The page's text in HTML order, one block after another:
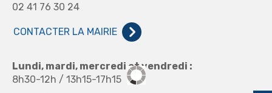
02 41 76 30 24
CONTACTER LA MAIRIE
Lundi, mardi, mercredi et vendredi :
8h30-12h / 13h15-17h15